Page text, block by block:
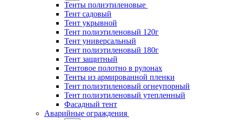
Тенты полиэтиленовые
Тент садовый
Тент укрывной
Тент полиэтиленовый 120г
Тент универсальный
Тент полиэтиленовый 180г
Тент защитный
Тентовое полотно в рулонах
Тенты из армированной пленки
Тент полиэтиленовый огнеупорный
Тент полиэтиленовый утепленный
Фасадный тент
Аварийные ограждения